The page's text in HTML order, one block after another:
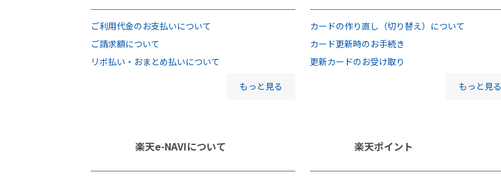
ご利用代金のお支払いについて
ご請求額について
リボ払い・おまとめ払いについて
もっと見る
カードの作り直し（切り替え）について
カード更新時のお手続き
更新カードのお受け取り
もっと見る
楽天e-NAVIについて 楽天ポイント